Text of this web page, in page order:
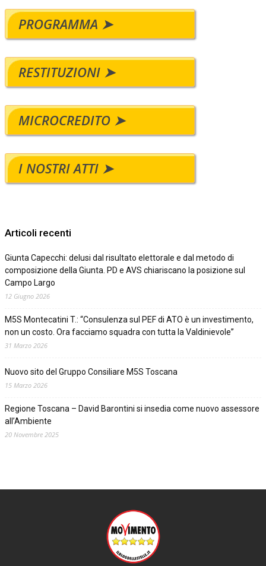
PROGRAMMA ➤
RESTITUZIONI ➤
MICROCREDITO ➤
I NOSTRI ATTI ➤
Articoli recenti
Giunta Capecchi: delusi dal risultato elettorale e dal metodo di
composizione della Giunta. PD e AVS chiariscano la posizione sul
Campo Largo
12 Giugno 2026
M5S Montecatini T.: “Consulenza sul PEF di ATO è un investimento,
non un costo. Ora facciamo squadra con tutta la Valdinievole”
31 Marzo 2026
Nuovo sito del Gruppo Consiliare M5S Toscana
15 Marzo 2026
Regione Toscana – David Barontini si insedia come nuovo assessore
all’Ambiente
20 Novembre 2025